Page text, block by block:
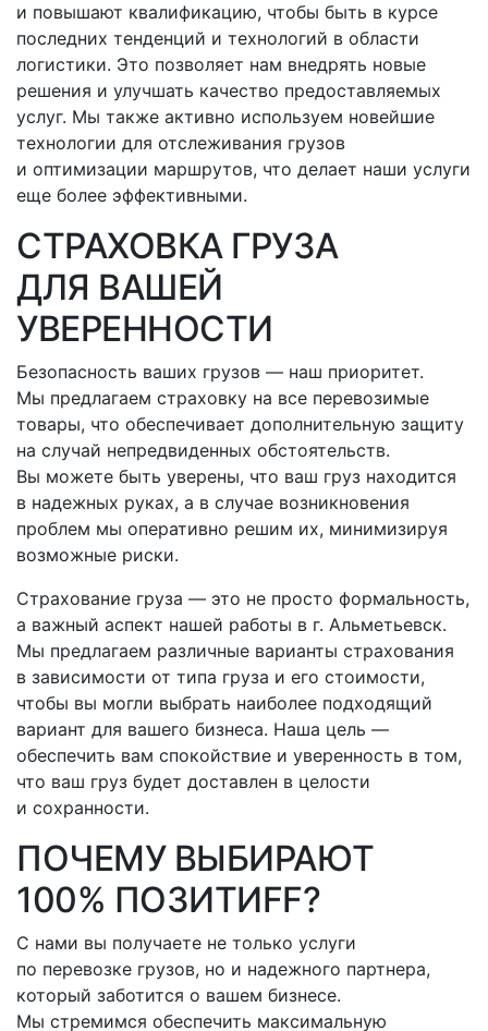
и повышают квалификацию, чтобы быть в курсе
последних тенденций и технологий в области
логистики. Это позволяет нам внедрять новые
решения и улучшать качество предоставляемых
услуг. Мы также активно используем новейшие
технологии для отслеживания грузов
и оптимизации маршрутов, что делает наши услуги
еще более эффективными.
СТРАХОВКА ГРУЗА
ДЛЯ ВАШЕЙ
УВЕРЕННОСТИ
Безопасность ваших грузов — наш приоритет.
Мы предлагаем страховку на все перевозимые
товары, что обеспечивает дополнительную защиту
на случай непредвиденных обстоятельств.
Вы можете быть уверены, что ваш груз находится
в надежных руках, а в случае возникновения
проблем мы оперативно решим их, минимизируя
возможные риски.
Страхование груза — это не просто формальность,
а важный аспект нашей работы в г. Альметьевск.
Мы предлагаем различные варианты страхования
в зависимости от типа груза и его стоимости,
чтобы вы могли выбрать наиболее подходящий
вариант для вашего бизнеса. Наша цель —
обеспечить вам спокойствие и уверенность в том,
что ваш груз будет доставлен в целости
и сохранности.
ПОЧЕМУ ВЫБИРАЮТ
100% ПОЗИТИFF?
С нами вы получаете не только услуги
по перевозке грузов, но и надежного партнера,
который заботится о вашем бизнесе.
Мы стремимся обеспечить максимальную